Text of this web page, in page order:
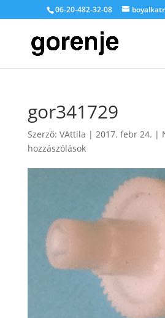
06-20-482-32-08
gor341729
Szerző: VAttila | 2017. febr 24. |
hozzászólások